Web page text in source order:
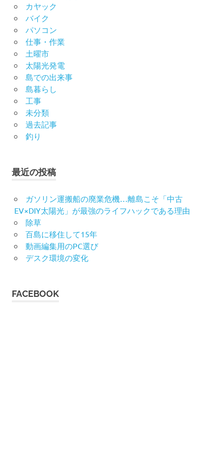
カヤック
バイク
パソコン
仕事・作業
土曜市
太陽光発電
島での出来事
島暮らし
工事
未分類
過去記事
釣り
最近の投稿
ガソリン運搬船の廃業危機…離島こそ「中古
EV×DIY太陽光」が最強のライフハックである理由
除草
百島に移住して15年
動画編集用のPC選び
デスク環境の変化
FACEBOOK